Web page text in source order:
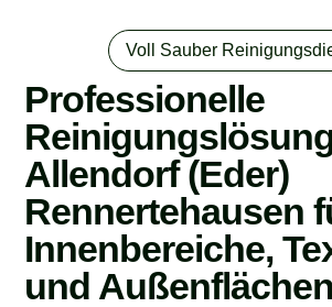
Voll Sauber
Professionelle
Allendorf (Eder)
Rennertehausen
Innenbereiche,
und Außenflächen